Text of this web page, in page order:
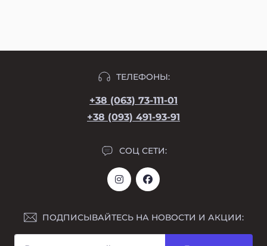
ТЕЛЕФОНЫ:
+38 (063) 73-111-01
+38 (093) 491-93-91
СОЦ СЕТИ:
ПОДПИСЫВАЙТЕСЬ НА НОВОСТИ И АКЦИИ: